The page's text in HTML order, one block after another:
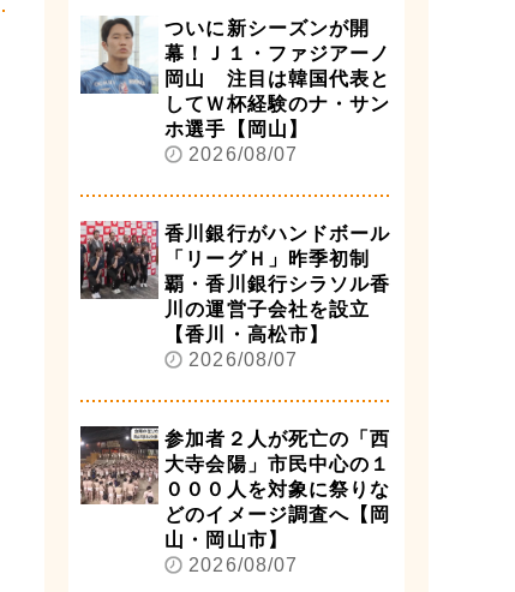
ついに新シーズンが開
幕！Ｊ１・ファジアーノ
岡山 注目は韓国代表と
してＷ杯経験のナ・サン
ホ選手【岡山】
2026/08/07
香川銀行がハンドボール
「リーグＨ」昨季初制
覇・香川銀行シラソル香
川の運営子会社を設立
【香川・高松市】
2026/08/07
参加者２人が死亡の「西
大寺会陽」市民中心の１
０００人を対象に祭りな
どのイメージ調査へ【岡
山・岡山市】
2026/08/07